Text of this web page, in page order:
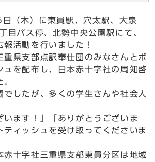
（木）に東員駅、穴太駅、大泉
目バス停、北勢中央公園駅にて、
報活動を行いました！
重県支部点訳奉仕団のみなさんとポ
ュを配布し、日本赤十字社の周知啓
でしたが、多くの学生さんや社会人
います！」「ありがとうございま
ティッシュを受け取ってくださいま
赤十字社三重県支部東員分区は地域